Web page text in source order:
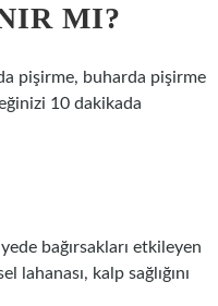
MI?
pişirme, buharda pişirme
10 dakikada
bağırsakları etkileyen
lahanası, kalp sağlığını